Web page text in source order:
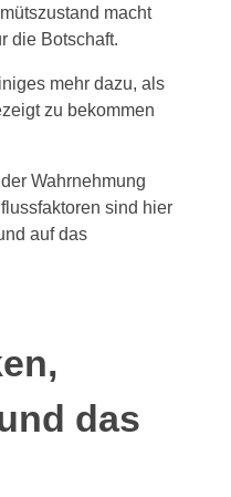
macht
die Botschaft.
mehr dazu, als
zu bekommen
Wahrnehmung
sind hier
auf das
das